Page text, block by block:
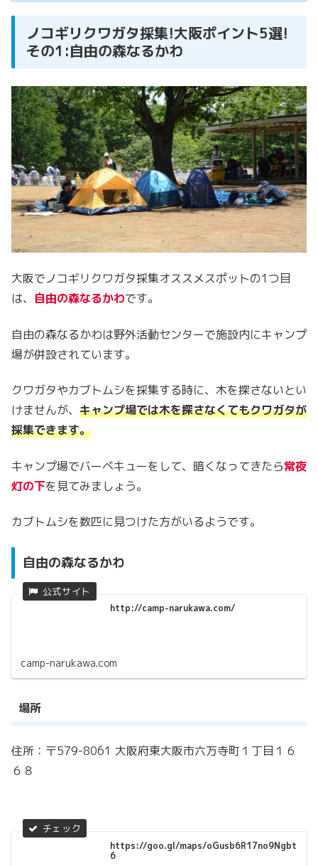
ノコギリクワガタ採集!大阪ポイント5選!
その1:自由の森なるかわ
大阪でノコギリクワガタ採集オススメスポットの1つ目
は、 自由の森なるかわです。
自由の森なるかわは野外活動センターで施設内にキャンプ
場が併設されています。
クワガタやカブトムシを採集する時に、木を探さないとい
けませんが、 キャンプ場では木を探さなくてもクワガタが
採集できます。
キャンプ場でバーベキューをして、暗くなってきたら常夜
灯の下を見てみましょう。
カブトムシを数匹に見つけた方がいるようです。
自由の森なるかわ
http://camp-narukawa.com/
camp-narukawa.com
場所
住所：〒579-8061 大阪府東大阪市六万寺町１丁目１６
６８
https://goo.gl/maps/oGusb6R17no9Ngbt
6